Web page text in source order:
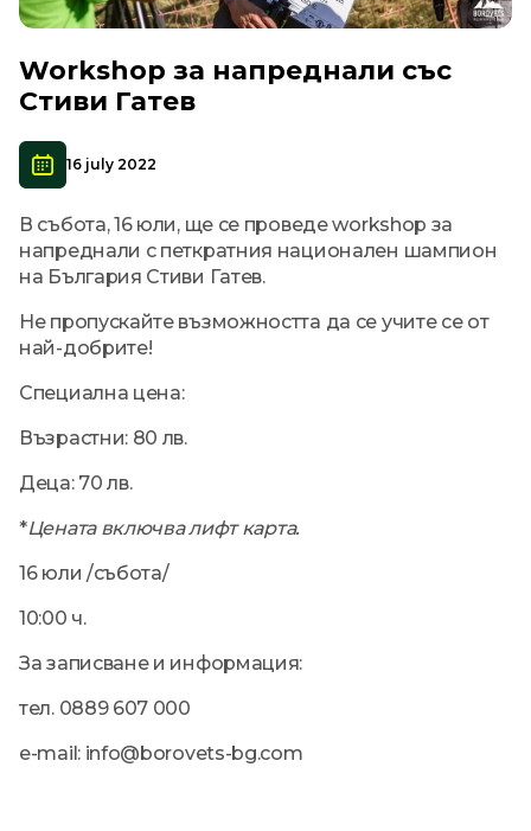
Workshop за напреднали със
Стиви Гатев
16 july 2022
В събота, 16 юли, ще се проведе workshop за
напреднали с петкратния национален шампион
на България Стиви Гатев.
Не пропускайте възможността да се учите се от
най-добрите!
Специална цена:
Възрастни: 80 лв.
Деца: 70 лв.
*Цената включва лифт карта.
16 юли /събота/
10:00 ч.
За записване и информация:
тел. 0889 607 000
e-mail: info@borovets-bg.com